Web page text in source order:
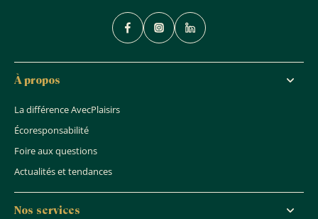
À propos
La différence AvecPlaisirs
Écoresponsabilité
Foire aux questions
Actualités et tendances
Nos services